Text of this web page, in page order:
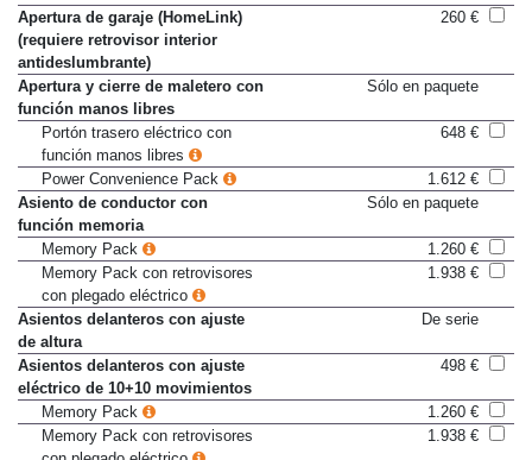
Apertura de garaje (HomeLink)
(requiere retrovisor interior
antideslumbrante)
260 €
Apertura y cierre de maletero con
función manos libres
Sólo en paquete
Portón trasero eléctrico con
función manos libres
648 €
Power Convenience Pack
1.612 €
Asiento de conductor con
función memoria
Sólo en paquete
Memory Pack
1.260 €
Memory Pack con retrovisores
con plegado eléctrico
1.938 €
Asientos delanteros con ajuste
de altura
De serie
Asientos delanteros con ajuste
eléctrico de 10+10 movimientos
498 €
Memory Pack
1.260 €
Memory Pack con retrovisores
1.938 €